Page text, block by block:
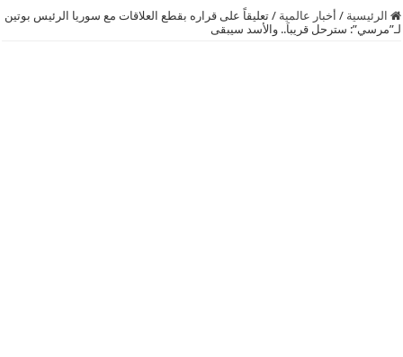
الرئيسية / أخبار عالمية / تعليقاً على قراره بقطع العلاقات مع سوريا الرئيس بوتين
لـ”مرسي”: سترحل قريباَ.. والأسد سيبقى